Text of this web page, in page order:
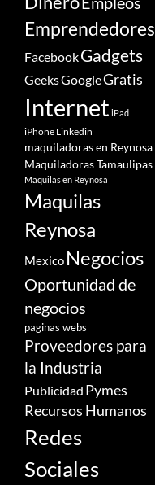
Emprendedores
FacebookGadgets
GeeksGoogleGratis
Internet iPad
iPhone Linkedin
maquiladoras en Reynosa
Maquiladoras Tamaulipas
Maquilas en Reynosa
Maquilas
Reynosa
Mexico Negocios
Oportunidad de
negocios
paginas webs
Proveedores para
la Industria
Publicidad Pymes
Recursos Humanos
Redes
Sociales